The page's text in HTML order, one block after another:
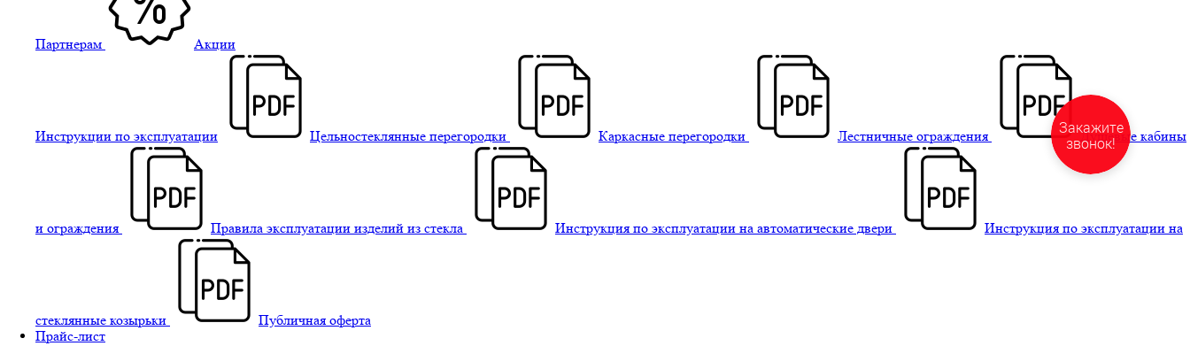
Партнерам Акции
Инструкции по эксплуатации Цельностеклянные перегородки Каркасные перегородки Лестничные ограждения Душевые кабины
и ограждения Правила эксплуатации изделий из стекла Инструкция по эксплуатации на автоматические двери Инструкция по эксплуатации на
стеклянные козырьки
Публичная оферта
Прайс-лист